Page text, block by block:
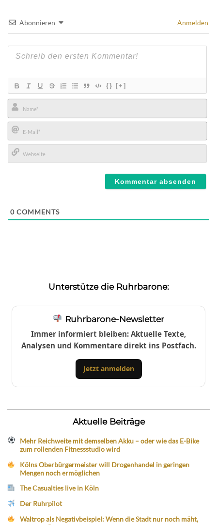
Abonnieren Anmelden
{} [+]
Name*
E-
Mail*
0 COMMENTS
Unterstütze die Ruhrbarone:
Ruhrbarone-Newsletter
Immer informiert bleiben: Aktuelle Texte,
Analysen und Kommentare direkt ins Postfach.
Jetzt anmelden
Aktuelle Beiträge
Mehr Reichweite mit demselben Akku – oder wie das E-Bike
zum rollenden Fitnessstudio wird
Kölns Oberbürgermeister will Drogenhandel in geringen
Mengen noch ermöglichen
The Casualties live in Köln
Der Ruhrpilot
Waltrop als Negativbeispiel: Wenn die Stadt nur noch mäht,